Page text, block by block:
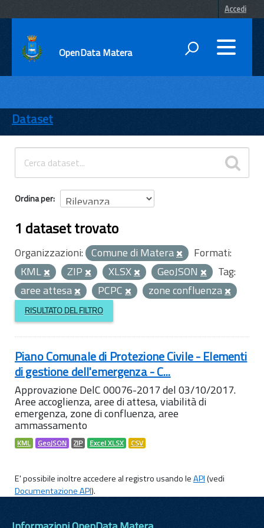
Accedi
OpenData Matera
ENTI
TEMI
INFORMAZIONI
Dataset
Ordina per
1 dataset trovato
Organizzazioni: Comune di Matera
Formati:
KML
ZIP XLSX GeoJSON
Tag:
aree attesa
PCPC zone confluenza
RISULTATO DEL FILTRO
Piano Comunale di Protezione Civile - Elementi
di gestione dell'emergenza - C...
Approvazione DelC 00076-2017 del 03/10/2017.
Aree accoglienza, aree di attesa, viabilità di
emergenza, zone di confluenza, aree
ammassamento
KML GeoJSON ZIP Excel XLSX CSV
E' possibile inoltre accedere al registro usando leAPI(vedi
Documentazione API).